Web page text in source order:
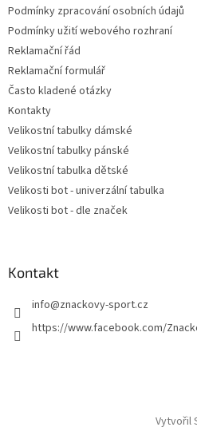
Podmínky zpracování osobních údajů
Podmínky užití webového rozhraní
Reklamační řád
Reklamační formulář
Často kladené otázky
Kontakty
Velikostní tabulky dámské
Velikostní tabulky pánské
Velikostní tabulka dětské
Velikosti bot - univerzální tabulka
Velikosti bot - dle značek
Kontakt
info@znackovy-sport.cz
https://www.facebook.com/
Vytvořil